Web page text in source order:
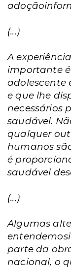
(...)
A
importante
adolescente
e que lhe
necessários
saudável.
qualquer
humanos
é
saudável
(...)
Algumas
parte da
nacional, o